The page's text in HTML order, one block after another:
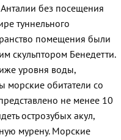
без посещения
туннельного
помещения были
скульптором Бенедетти.
уровня воды,
морские обитатели со
не менее 10
острозубых акул,
мурену. Морские